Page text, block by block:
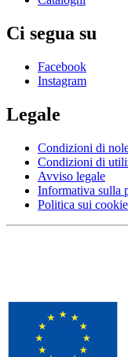
Ci segua su
Facebook
Instagram
Legale
Condizioni di
Condizioni di
Avviso legale
Informativa sulla
Politica sui cookie